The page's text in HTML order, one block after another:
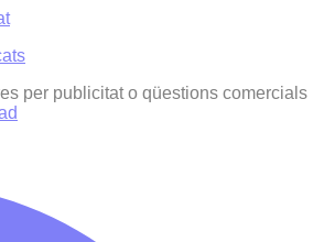
per publicitat o qüestions comercials